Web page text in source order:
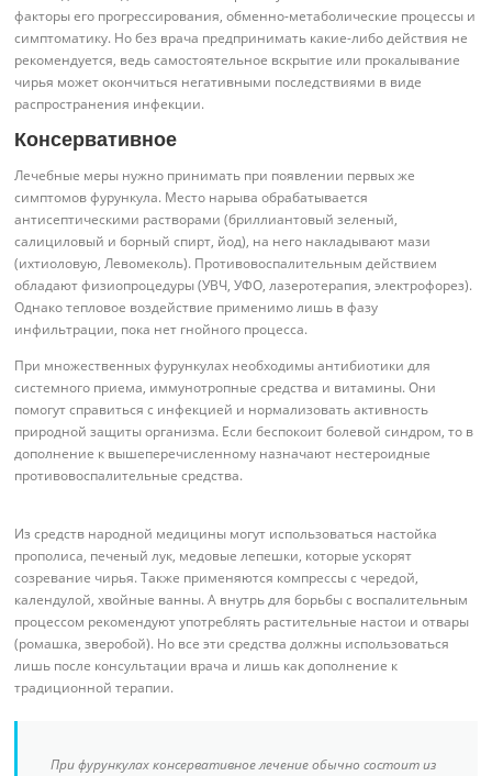
факторы его прогрессирования, обменно-метаболические процессы и
симптоматику. Но без врача предпринимать какие-либо действия не
рекомендуется, ведь самостоятельное вскрытие или прокалывание
чирья может окончиться негативными последствиями в виде
распространения инфекции.
Консервативное
Лечебные меры нужно принимать при появлении первых же
симптомов фурункула. Место нарыва обрабатывается
антисептическими растворами (бриллиантовый зеленый,
салициловый и борный спирт, йод), на него накладывают мази
(ихтиоловую, Левомеколь). Противовоспалительным действием
обладают физиопроцедуры (УВЧ, УФО, лазеротерапия, электрофорез).
Однако тепловое воздействие применимо лишь в фазу
инфильтрации, пока нет гнойного процесса.
При множественных фурункулах необходимы антибиотики для
системного приема, иммунотропные средства и витамины. Они
помогут справиться с инфекцией и нормализовать активность
природной защиты организма. Если беспокоит болевой синдром, то в
дополнение к вышеперечисленному назначают нестероидные
противовоспалительные средства.
Из средств народной медицины могут использоваться настойка
прополиса, печеный лук, медовые лепешки, которые ускорят
созревание чирья. Также применяются компрессы с чередой,
календулой, хвойные ванны. А внутрь для борьбы с воспалительным
процессом рекомендуют употреблять растительные настои и отвары
(ромашка, зверобой). Но все эти средства должны использоваться
лишь после консультации врача и лишь как дополнение к
традиционной терапии.
При фурункулах консервативное лечение обычно состоит из